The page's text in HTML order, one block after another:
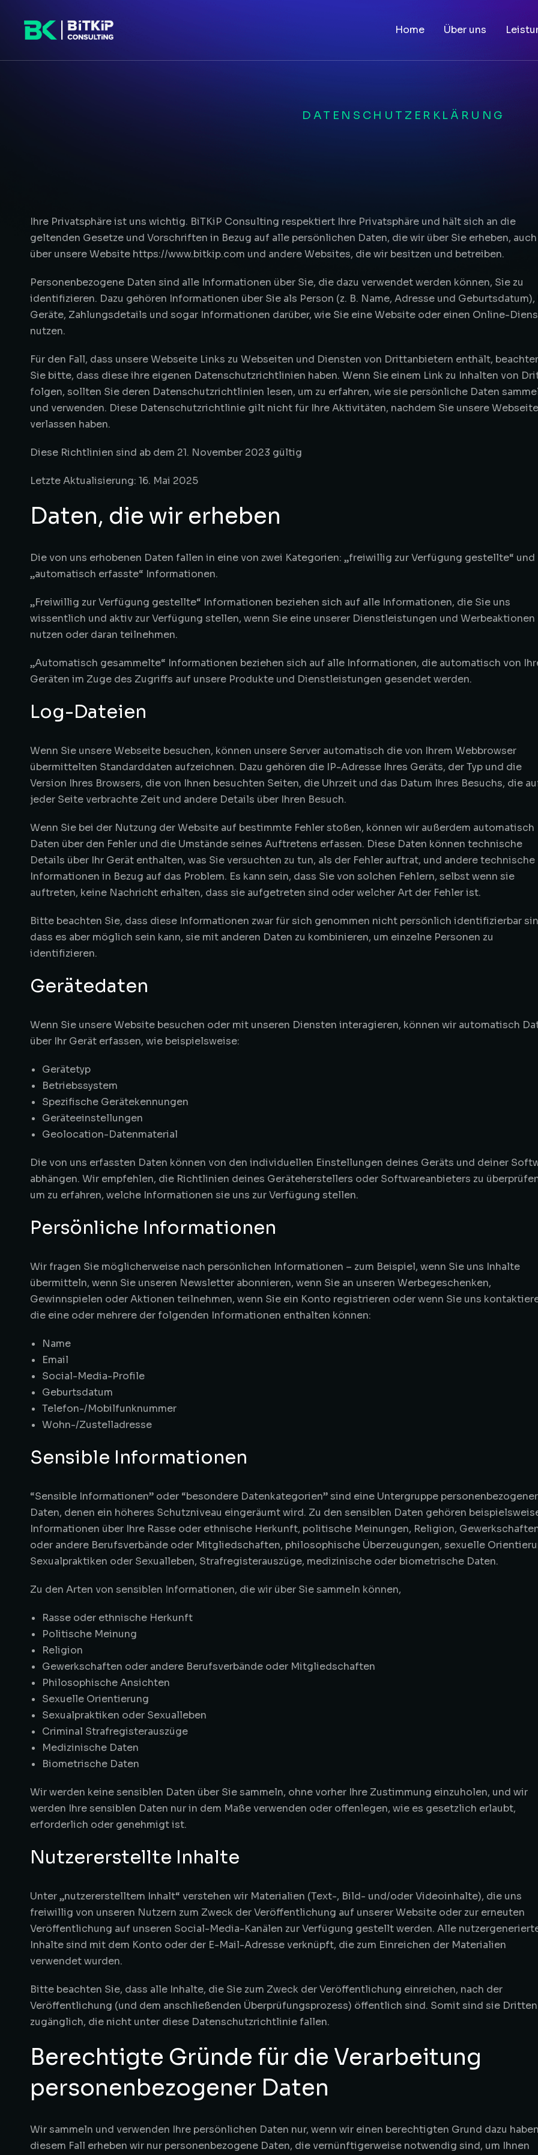
Home Über uns
DATENSCHUTZERKLÄRUNG
Ihre Privatsphäre ist uns wichtig. BiTKiP Consulting respektiert Ihre Privatsphäre und hält sich an die
geltenden Gesetze und Vorschriften in Bezug auf alle persönlichen Daten, die wir über Sie erheben, auch
über unsere Website https://www.bitkip.com und andere Websites, die wir besitzen und betreiben.
Personenbezogene Daten sind alle Informationen über Sie, die dazu verwendet werden können, Sie zu
identifizieren. Dazu gehören Informationen über Sie als Person (z. B. Name, Adresse und Geburtsdatum),
Geräte, Zahlungsdetails und sogar Informationen darüber, wie Sie eine Website oder einen Online-
nutzen.
Für den Fall, dass unsere Webseite Links zu Webseiten und Diensten von Drittanbietern enthält,
Sie bitte, dass diese ihre eigenen Datenschutzrichtlinien haben. Wenn Sie einem Link zu Inhalten von
folgen, sollten Sie deren Datenschutzrichtlinien lesen, um zu erfahren, wie sie persönliche Daten
und verwenden. Diese Datenschutzrichtlinie gilt nicht für Ihre Aktivitäten, nachdem Sie unsere Webseite
verlassen haben.
Diese Richtlinien sind ab dem 21. November 2023 gültig
Letzte Aktualisierung: 16. Mai 2025
Daten, die wir erheben
Die von uns erhobenen Daten fallen in eine von zwei Kategorien: „freiwillig zur Verfügung gestellte“ und
„automatisch erfasste“ Informationen.
„Freiwillig zur Verfügung gestellte“ Informationen beziehen sich auf alle Informationen, die Sie uns
wissentlich und aktiv zur Verfügung stellen, wenn Sie eine unserer Dienstleistungen und Werbeaktionen
nutzen oder daran teilnehmen.
„Automatisch gesammelte“ Informationen beziehen sich auf alle Informationen, die automatisch von
Geräten im Zuge des Zugriffs auf unsere Produkte und Dienstleistungen gesendet werden.
Log-Dateien
Wenn Sie unsere Webseite besuchen, können unsere Server automatisch die von Ihrem Webbrowser
übermittelten Standarddaten aufzeichnen. Dazu gehören die IP-Adresse Ihres Geräts, der Typ und die
Version Ihres Browsers, die von Ihnen besuchten Seiten, die Uhrzeit und das Datum Ihres Besuchs, die
jeder Seite verbrachte Zeit und andere Details über Ihren Besuch.
Wenn Sie bei der Nutzung der Website auf bestimmte Fehler stoßen, können wir außerdem automatisch
Daten über den Fehler und die Umstände seines Auftretens erfassen. Diese Daten können technische
Details über Ihr Gerät enthalten, was Sie versuchten zu tun, als der Fehler auftrat, und andere technische
Informationen in Bezug auf das Problem. Es kann sein, dass Sie von solchen Fehlern, selbst wenn sie
auftreten, keine Nachricht erhalten, dass sie aufgetreten sind oder welcher Art der Fehler ist.
Bitte beachten Sie, dass diese Informationen zwar für sich genommen nicht persönlich identifizierbar
dass es aber möglich sein kann, sie mit anderen Daten zu kombinieren, um einzelne Personen zu
identifizieren.
Gerätedaten
Wenn Sie unsere Website besuchen oder mit unseren Diensten interagieren, können wir automatisch
über Ihr Gerät erfassen, wie beispielsweise:
Gerätetyp
Betriebssystem
Spezifische Gerätekennungen
Geräteeinstellungen
Geolocation-Datenmaterial
Die von uns erfassten Daten können von den individuellen Einstellungen deines Geräts und deiner
abhängen. Wir empfehlen, die Richtlinien deines Geräteherstellers oder Softwareanbieters zu
um zu erfahren, welche Informationen sie uns zur Verfügung stellen.
Persönliche Informationen
Wir fragen Sie möglicherweise nach persönlichen Informationen – zum Beispiel, wenn Sie uns Inhalte
übermitteln, wenn Sie unseren Newsletter abonnieren, wenn Sie an unseren Werbegeschenken,
Gewinnspielen oder Aktionen teilnehmen, wenn Sie ein Konto registrieren oder wenn Sie uns
die eine oder mehrere der folgenden Informationen enthalten können:
Name
Email
Social-Media-Profile
Geburtsdatum
Telefon-/Mobilfunknummer
Wohn-/Zustelladresse
Sensible Informationen
“Sensible Informationen” oder “besondere Datenkategorien” sind eine Untergruppe personenbezogener
Daten, denen ein höheres Schutzniveau eingeräumt wird. Zu den sensiblen Daten gehören
Informationen über Ihre Rasse oder ethnische Herkunft, politische Meinungen, Religion,
oder andere Berufsverbände oder Mitgliedschaften, philosophische Überzeugungen, sexuelle
Sexualpraktiken oder Sexualleben, Strafregisterauszüge, medizinische oder biometrische Daten.
Zu den Arten von sensiblen Informationen, die wir über Sie sammeln können,
Rasse oder ethnische Herkunft
Politische Meinung
Religion
Gewerkschaften oder andere Berufsverbände oder Mitgliedschaften
Philosophische Ansichten
Sexuelle Orientierung
Sexualpraktiken oder Sexualleben
Criminal Strafregisterauszüge
Medizinische Daten
Biometrische Daten
Wir werden keine sensiblen Daten über Sie sammeln, ohne vorher Ihre Zustimmung einzuholen, und wir
werden Ihre sensiblen Daten nur in dem Maße verwenden oder offenlegen, wie es gesetzlich erlaubt,
erforderlich oder genehmigt ist.
Nutzererstellte Inhalte
Unter „nutzererstelltem Inhalt“ verstehen wir Materialien (Text-, Bild- und/oder Videoinhalte), die uns
freiwillig von unseren Nutzern zum Zweck der Veröffentlichung auf unserer Website oder zur erneuten
Veröffentlichung auf unseren Social-Media-Kanälen zur Verfügung gestellt werden. Alle
Inhalte sind mit dem Konto oder der E-Mail-Adresse verknüpft, die zum Einreichen der Materialien
verwendet wurden.
Bitte beachten Sie, dass alle Inhalte, die Sie zum Zweck der Veröffentlichung einreichen, nach der
Veröffentlichung (und dem anschließenden Überprüfungsprozess) öffentlich sind. Somit sind sie Dritten
zugänglich, die nicht unter diese Datenschutzrichtlinie fallen.
Berechtigte Gründe für die Verarbeitung
personenbezogener Daten
Wir sammeln und verwenden Ihre persönlichen Daten nur, wenn wir einen berechtigten Grund dazu
diesem Fall erheben wir nur personenbezogene Daten, die vernünftigerweise notwendig sind, um Ihnen